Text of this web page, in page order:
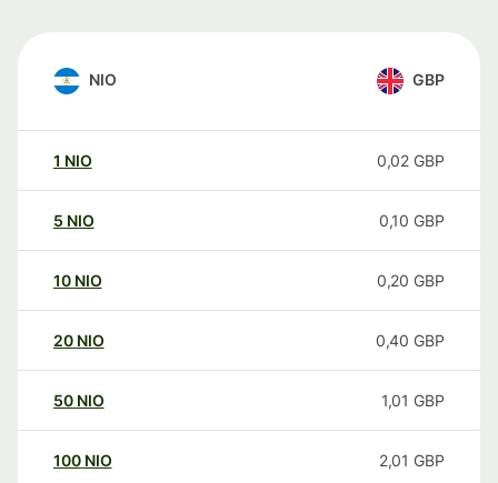
NIO GBP
1 NIO 0,02 GBP
5 NIO 0,10 GBP
10 NIO 0,20 GBP
20 NIO 0,40 GBP
50 NIO 1,01 GBP
100 NIO 2,01 GBP